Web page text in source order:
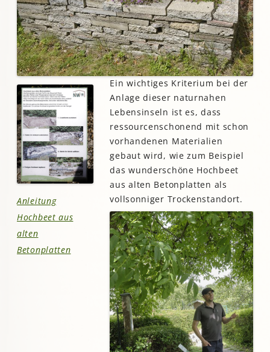
Anleitung
Hochbeet aus
alten
Betonplatten
Ein wichtiges Kriterium bei der
Anlage dieser naturnahen
Lebensinseln ist es, dass
ressourcenschonend mit schon
vorhandenen Materialien
gebaut wird, wie zum Beispiel
das wunderschöne Hochbeet
aus alten Betonplatten als
vollsonniger Trockenstandort.